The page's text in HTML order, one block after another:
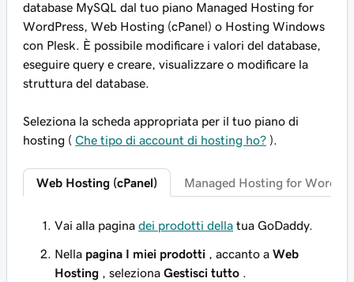
database MySQL dal tuo piano Managed Hosting for
WordPress, Web Hosting (cPanel) o Hosting Windows
con Plesk. È possibile modificare i valori del database,
eseguire query e creare, visualizzare o modificare la
struttura del database.
Seleziona la scheda appropriata per il tuo piano di
hosting ( Che tipo di account di hosting ho? ).
Web Hosting (cPanel) Managed Hosting for
Vai alla pagina dei prodotti della tua GoDaddy.
Nella pagina I miei prodotti , accanto a Web
Hosting , seleziona Gestisci tutto